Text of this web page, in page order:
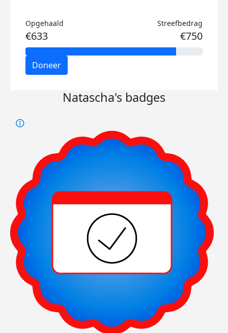
Opgehaald
€633
Streefbedrag
€750
Doneer
Natascha's badges